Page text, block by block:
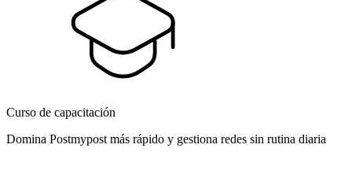
Curso de capacitación
Domina Postmypost más rápido y gestiona redes sin rutina diaria